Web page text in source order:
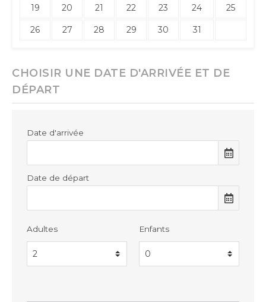
19 20 21 22 23 24 25
26 27 28 29 30 31
CHOISIR UNE DATE D'ARRIVÉE ET DE
DÉPART
Date d'arrivée
Date de départ
Adultes Enfants